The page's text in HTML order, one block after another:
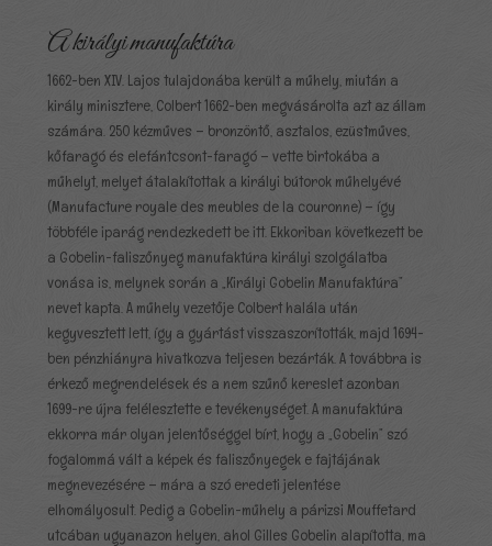
A királyi manufaktúra
1662-ben XIV. Lajos tulajdonába került a műhely, miután a
király minisztere, Colbert 1662-ben megvásárolta azt az állam
számára. 250 kézműves – bronzöntő, asztalos, ezüstműves,
kőfaragó és elefántcsont-faragó – vette birtokába a
műhelyt, melyet átalakítottak a királyi bútorok műhelyévé
(Manufacture royale des meubles de la couronne) – így
többféle iparág rendezkedett be itt. Ekkoriban következett be
a Gobelin-faliszőnyeg manufaktúra királyi szolgálatba
vonása is, melynek során a „Királyi Gobelin Manufaktúra”
nevet kapta. A műhely vezetője Colbert halála után
kegyvesztett lett, így a gyártást visszaszorították, majd 1694-
ben pénzhiányra hivatkozva teljesen bezárták. A továbbra is
érkező megrendelések és a nem szűnő kereslet azonban
1699-re újra felélesztette e tevékenységet. A manufaktúra
ekkorra már olyan jelentőséggel bírt, hogy a „Gobelin” szó
fogalommá vált a képek és faliszőnyegek e fajtájának
megnevezésére – mára a szó eredeti jelentése
elhomályosult. Pedig a Gobelin-műhely a párizsi Mouffetard
utcában ugyanazon helyen, ahol Gilles Gobelin alapította, ma